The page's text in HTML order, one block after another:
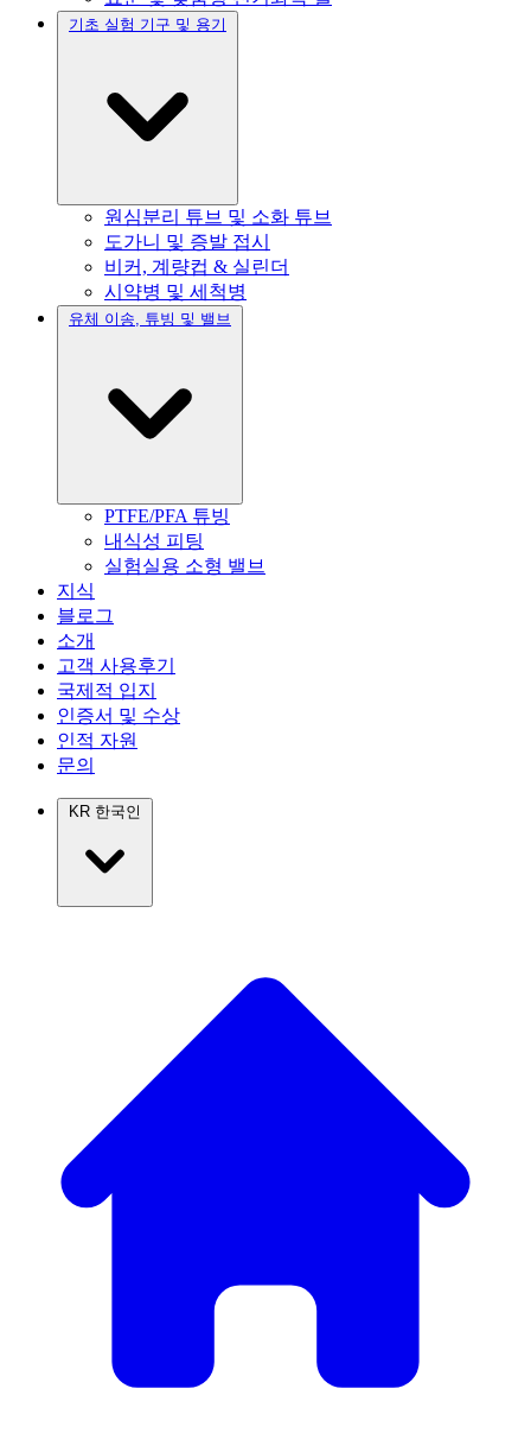
기초 실험 기구 및 용기
원심분리 튜브 및 소화 튜브
도가니 및 증발 접시
비커, 계량컵 & 실린더
시약병 및 세척병
유체 이송, 튜빙 및 밸브
PTFE/PFA 튜빙
내식성 피팅
실험실용 소형 밸브
지식
블로그
소개
고객 사용후기
국제적 입지
인증서 및 수상
인적 자원
문의
KR 한국인